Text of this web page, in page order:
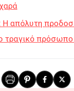
Η απόλυτη
τραγικό πρόσωπο